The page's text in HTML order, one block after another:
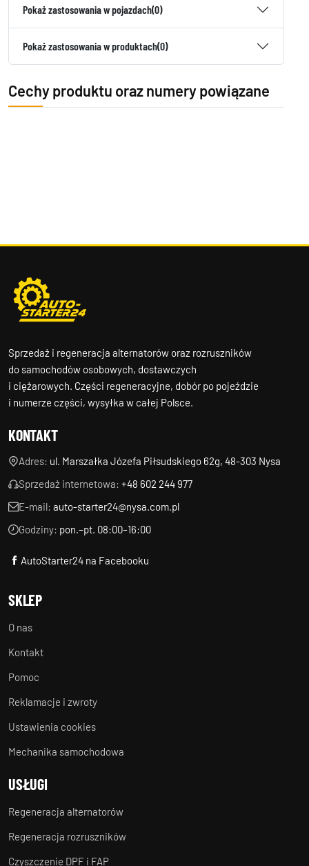
Pokaż zastosowania w pojazdach(0)
Pokaż zastosowania w produktach(0)
Cechy produktu oraz numery powiązane
Sprzedaż i regeneracja alternatorów oraz rozruszników
do samochodów osobowych, dostawczych
i ciężarowych. Części regeneracyjne, dobór po pojeździe
i numerze części, wysyłka w całej Polsce.
KONTAKT
Adres: ul. Marszałka Józefa Piłsudskiego 62g, 48-303 Nysa
Sprzedaż internetowa: +48 602 244 977
E-mail: auto-starter24@nysa.com.pl
Godziny: pon.–pt. 08:00–16:00
AutoStarter24 na Facebooku
SKLEP
O nas
Kontakt
Pomoc
Reklamacje i zwroty
Ustawienia cookies
Mechanika samochodowa
USŁUGI
Regeneracja alternatorów
Regeneracja rozruszników
Czyszczenie DPF i FAP